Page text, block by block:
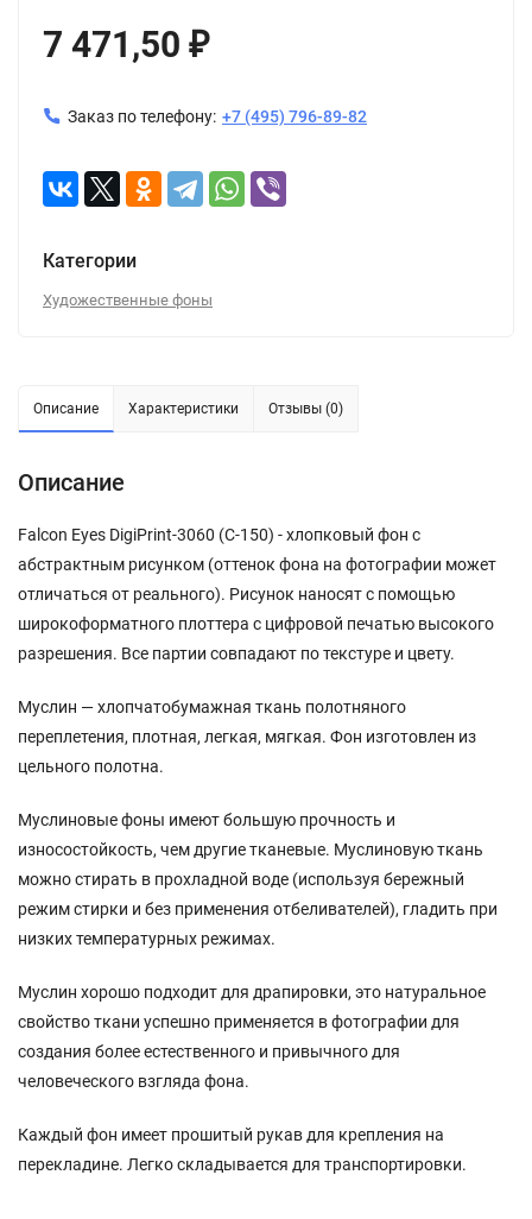
7 471,50 ₽
Заказ по телефону: +7 (495) 796-89-82
Категории
Художественные фоны
Описание Характеристики Отзывы (0)
Описание
Falcon Eyes DigiPrint-3060 (C-150) - хлопковый фон с
абстрактным рисунком (оттенок фона на фотографии может
отличаться от реального). Рисунок наносят с помощью
широкоформатного плоттера с цифровой печатью высокого
разрешения. Все партии совпадают по текстуре и цвету.
Муслин — хлопчатобумажная ткань полотняного
переплетения, плотная, легкая, мягкая. Фон изготовлен из
цельного полотна.
Муслиновые фоны имеют большую прочность и
износостойкость, чем другие тканевые. Муслиновую ткань
можно стирать в прохладной воде (используя бережный
режим стирки и без применения отбеливателей), гладить при
низких температурных режимах.
Муслин хорошо подходит для драпировки, это натуральное
свойство ткани успешно применяется в фотографии для
создания более естественного и привычного для
человеческого взгляда фона.
Каждый фон имеет прошитый рукав для крепления на
перекладине. Легко складывается для транспортировки.